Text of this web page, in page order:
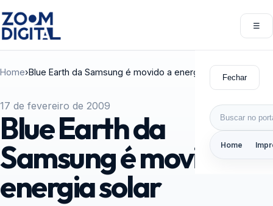
☰
Fechar
Buscar por:
Home
Home›Blue Earth da Samsung é movido a energia solar
17 de fevereiro de 2009
Blue Earth da
Samsung é movido a
energia solar